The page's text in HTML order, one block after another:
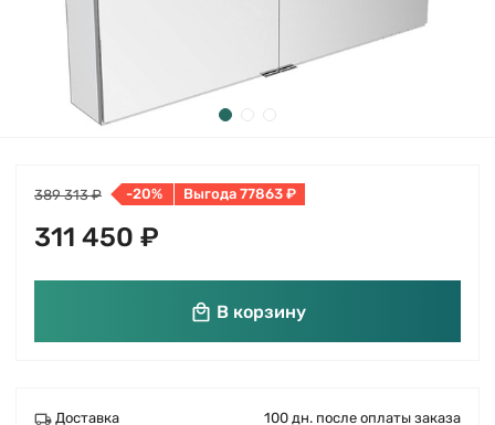
389 313 ₽ -20% Выгода 77863 ₽
311 450 ₽
В корзину
Доставка
100 дн. после оплаты заказа